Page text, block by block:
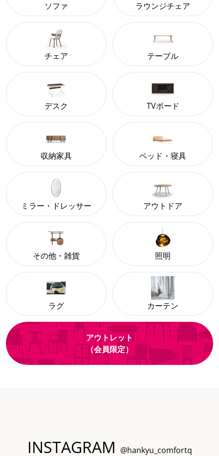
ソファ ラウンジチェア
チェア テーブル
デスク TVボード
収納家具 ベッド・寝具
ミラー・ドレッサー アウトドア
その他・雑貨 照明
ラグ カーテン
アウトレット
（会員限定）
INSTAGRAM @hankyu_comfortq